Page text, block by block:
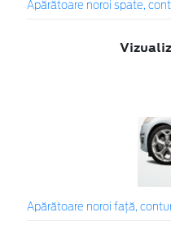
Apărătoare noroi spate,
Apărătoare noroi faţă,